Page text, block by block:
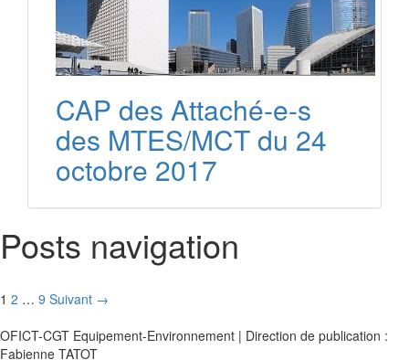
CAP des Attaché-e-s
des MTES/MCT du 24
octobre 2017
Posts navigation
1 2 … 9 Suivant →
OFICT-CGT Equipement-Environnement | Direction de publication :
Fabienne TATOT